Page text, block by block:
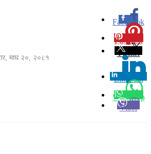
माघ २०, २०८१
Facebook
0
Pinterest
Twitter
Linkedin
0
Whatsapp
Viber